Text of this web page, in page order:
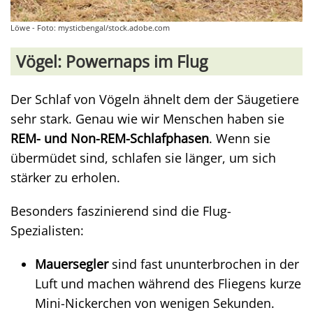
Löwe - Foto: mysticbengal/stock.adobe.com
Vögel: Powernaps im Flug
Der Schlaf von Vögeln ähnelt dem der Säugetiere
sehr stark. Genau wie wir Menschen haben sie
REM- und Non-REM-Schlafphasen. Wenn sie
übermüdet sind, schlafen sie länger, um sich
stärker zu erholen.
Besonders faszinierend sind die Flug-
Spezialisten:
Mauerseglersind fast ununterbrochen in der
Luft und machen während des Fliegens kurze
Mini-Nickerchen von wenigen Sekunden.